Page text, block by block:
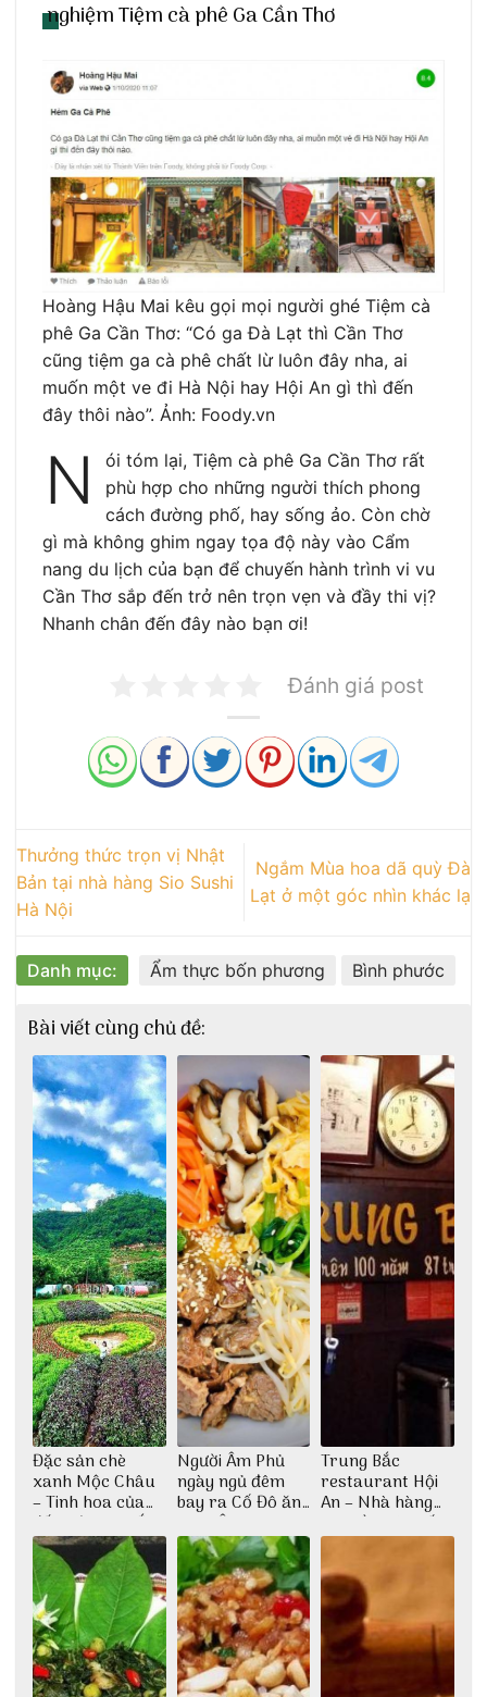
nghiệm Tiệm cà phê Ga Cần Thơ
Hoàng Hậu Mai kêu gọi mọi người ghé Tiệm cà
phê Ga Cần Thơ: “Có ga Đà Lạt thì Cần Thơ
cũng tiệm ga cà phê chất lừ luôn đây nha, ai
muốn một ve đi Hà Nội hay Hội An gì thì đến
đây thôi nào”. Ảnh: Foody.vn
N
ói tóm lại, Tiệm cà phê Ga Cần Thơ rất
phù hợp cho những người thích phong
cách đường phố, hay sống ảo. Còn chờ
gì mà không ghim ngay tọa độ này vào Cẩm
nang du lịch của bạn để chuyến hành trình vi vu
Cần Thơ sắp đến trở nên trọn vẹn và đầy thi vị?
Nhanh chân đến đây nào bạn ơi!
Đánh giá post
Thưởng thức trọn vị Nhật
Bản tại nhà hàng Sio Sushi
Hà Nội
Ngắm Mùa hoa dã quỳ Đà
Lạt ở một góc nhìn khác lạ
Danh mục: Ẩm thực bốn phương Bình phước
Bài viết cùng chủ đề:
Đặc sản chè
xanh Mộc Châu
– Tinh hoa của
đất trời Tây Bắc
Người Âm Phủ
ngày ngủ đêm
bay ra Cố Đô ăn
Cơm Âm Phủ
Huế
Trung Bắc
restaurant Hội
An – Nhà hàng
cao lầu có thiết
kế vô cùng ấn
tượng giữa lòng
phố Hội